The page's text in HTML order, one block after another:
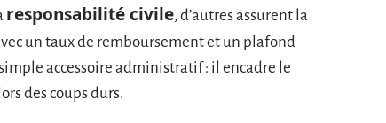
responsabilité civile, d’autres assurent la
un taux de remboursement et un plafond
accessoire administratif : il encadre le
des coups durs.